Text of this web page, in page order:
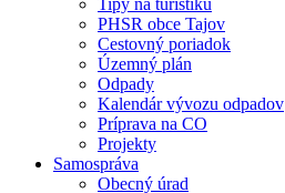
Tipy na turistiku
PHSR obce Tajov
Cestovný poriadok
Územný plán
Odpady
Kalendár vývozu odpadov
Príprava na CO
Projekty
Samospráva
Obecný úrad